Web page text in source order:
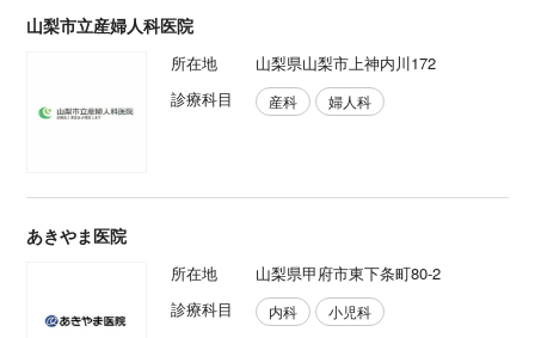
山梨市立産婦人科医院
所在地
山梨県山梨市上神内川172
診療科目
産科 婦人科
あきやま医院
所在地
山梨県甲府市東下条町80-2
診療科目
内科 小児科